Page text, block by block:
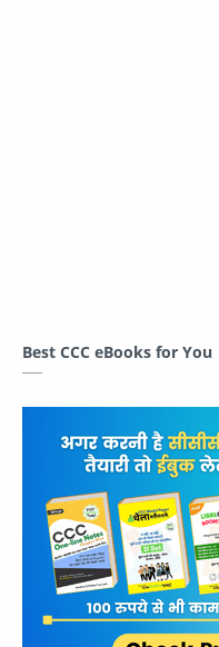
Best CCC eBooks for You